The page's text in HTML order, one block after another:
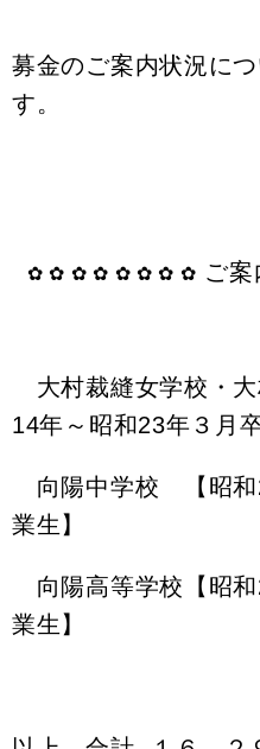
募金のご案内状況に
す。
✿ ✿ ✿ ✿ ✿ ✿ ✿ ✿ ご
大村裁縫女学校・大
14年～昭和23年３月卒
向陽中学校 【昭和
業生】
向陽高等学校【昭
業生】